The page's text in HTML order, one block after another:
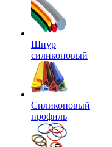
Шнур
силиконовый
Силиконовый
профиль